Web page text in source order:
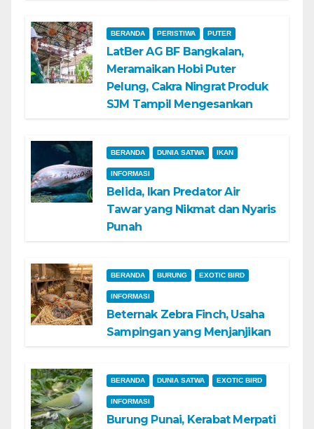
BERANDA PERISTIWA PUTER
LatBer AG BF Bangkalan,
Meramaikan Hobi Puter
Pelung, Cakra Ningrat Produk
SJM Tampil Mengesankan
BERANDA DUNIA SATWA IKAN
INFORMASI
Belida, Ikan Predator Air
Tawar yang Nikmat dan Nyaris
Punah
BERANDA BURUNG EXOTIC BIRD
INFORMASI
Beternak Zebra Finch, Usaha
Sampingan yang Menjanjikan
BERANDA DUNIA SATWA EXOTIC BIRD
INFORMASI
Burung Punai, Kerabat Merpati